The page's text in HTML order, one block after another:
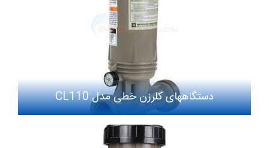
دستگاههای کلرزن خطی مدل CL110